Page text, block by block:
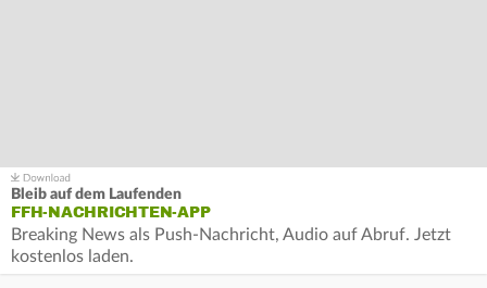
Bleib auf dem Laufenden
FFH-NACHRICHTEN-APP
Breaking News als Push-Nachricht, Audio auf Abruf. Jetzt
kostenlos laden.